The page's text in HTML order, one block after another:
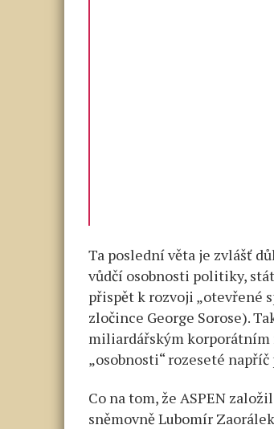
Ta poslední věta je zvlášť
vůdčí osobnosti politiky,
přispět k rozvoji „otevřené
zločince George Sorose).
miliardářským korporátním
„osobnosti“ rozeseté
Co na tom, že ASPEN
sněmovně Lubomír